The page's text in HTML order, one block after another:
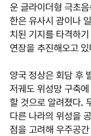
운 글라이더형 극초
한은 유사시 괌이나
치된 기지를 타격하
연장을 추진해오고 있
양국 정상은 회담 후
저궤도 위성망 구축
할 것으로 알려졌다.
다른 나라의 위성을
점을 고려해 우주공